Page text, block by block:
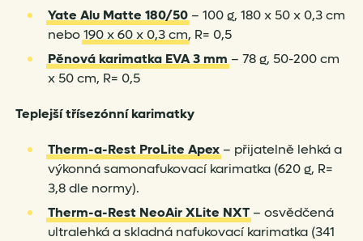
Yate Alu Matte 180/50– 100 g, 180 x 50 x 0,3 cm
nebo190 x 60 x 0,3 cm, R= 0,5
Pěnová karimatka EVA 3 mm – 78 g, 50-200 cm
x 50 cm, R= 0,5
Teplejší třísezónní karimatky
Therm-a-Rest ProLite Apex– přijatelně lehká a
výkonná samonafukovací karimatka (620 g, R=
3,8 dle normy).
Therm-a-Rest NeoAir XLite NXT– osvědčená
ultralehká a skladná nafukovací karimatka (341